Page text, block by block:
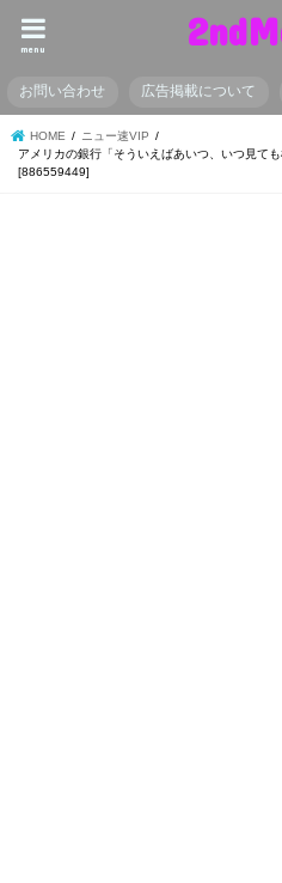
menu
お問い合わせ 広告掲載について
HOME
ニュー速VIP
アメリカの銀行「そういえばあいつ、いつ見て
[886559449]